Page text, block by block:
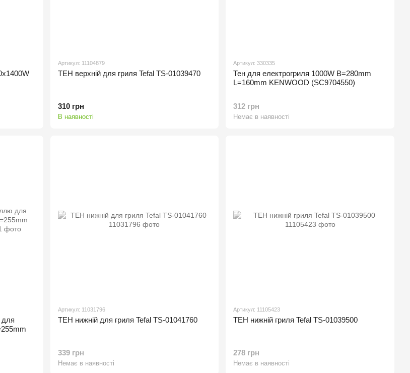
Артикул: 11104879
ТЕН верхній для гриля Tefal TS-01039470
310 грн
В наявності
Артикул: 330335
Тен для електрогриля 1000W B=280mm
L=160mm KENWOOD (SC9704550)
312 грн
Немає в наявності
для
Артикул: 11031796
ТЕН нижній для гриля Tefal TS-01041760
339 грн
Немає в наявності
Артикул: 11105423
ТЕН нижній гриля Tefal TS-01039500
278 грн
Немає в наявності